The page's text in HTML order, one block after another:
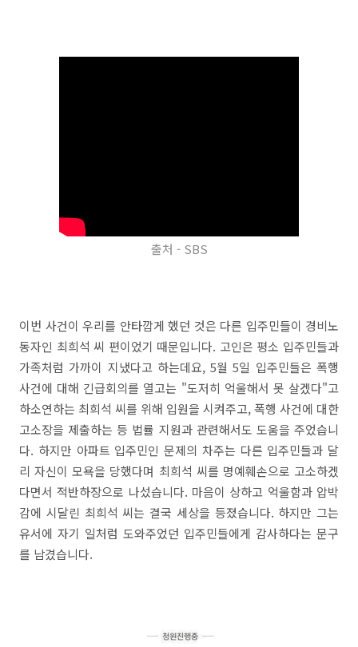
출처 - SBS
이번 사건이 우리를 안타깝게 했던 것은 다른 입주민들이 경비노
동자인 최희석 씨 편이었기 때문입니다. 고인은 평소 입주민들과
가족처럼 가까이 지냈다고 하는데요, 5월 5일 입주민들은 폭행
사건에 대해 긴급회의를 열고는 "도저히 억울해서 못 살겠다"고
하소연하는 최희석 씨를 위해 입원을 시켜주고, 폭행 사건에 대한
고소장을 제출하는 등 법률 지원과 관련해서도 도움을 주었습니
다. 하지만 아파트 입주민인 문제의 차주는 다른 입주민들과 달
리 자신이 모욕을 당했다며 최희석 씨를 명예훼손으로 고소하겠
다면서 적반하장으로 나섰습니다. 마음이 상하고 억울함과 압박
감에 시달린 최희석 씨는 결국 세상을 등졌습니다. 하지만 그는
유서에 자기 일처럼 도와주었던 입주민들에게 감사하다는 문구
를 남겼습니다.